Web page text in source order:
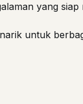
yang
untuk